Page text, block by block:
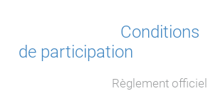
Conditions
de participation
Règlement officiel